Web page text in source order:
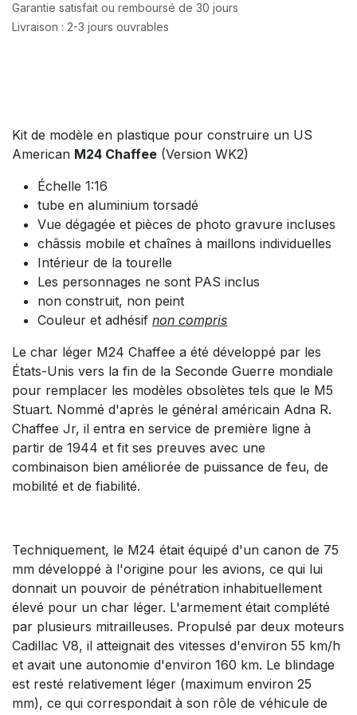
Garantie satisfait ou remboursé de 30 jours
Livraison : 2-3 jours ouvrables
Kit de modèle en plastique pour construire un US
American M24 Chaffee (Version WK2)
Échelle 1:16
tube en aluminium torsadé
Vue dégagée et pièces de photo gravure incluses
châssis mobile et chaînes à maillons individuelles
Intérieur de la tourelle
Les personnages ne sont PAS inclus
non construit, non peint
Couleur et adhésif non compris
Le char léger M24 Chaffee a été développé par les
États-Unis vers la fin de la Seconde Guerre mondiale
pour remplacer les modèles obsolètes tels que le M5
Stuart. Nommé d'après le général américain Adna R.
Chaffee Jr, il entra en service de première ligne à
partir de 1944 et fit ses preuves avec une
combinaison bien améliorée de puissance de feu, de
mobilité et de fiabilité.
Techniquement, le M24 était équipé d'un canon de 75
mm développé à l'origine pour les avions, ce qui lui
donnait un pouvoir de pénétration inhabituellement
élevé pour un char léger. L'armement était complété
par plusieurs mitrailleuses. Propulsé par deux moteurs
Cadillac V8, il atteignait des vitesses d'environ 55 km/h
et avait une autonomie d'environ 160 km. Le blindage
est resté relativement léger (maximum environ 25
mm), ce qui correspondait à son rôle de véhicule de